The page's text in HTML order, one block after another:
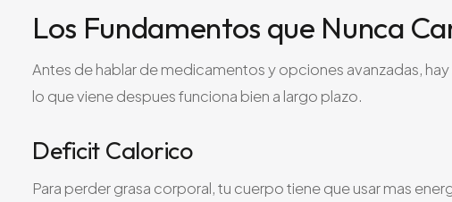
Los Fundamentos que Nunca
Antes de hablar de medicamentos y opciones avanzadas,
lo que viene despues funciona bien a largo plazo.
Deficit Calorico
Para perder grasa corporal, tu cuerpo tiene que usar mas